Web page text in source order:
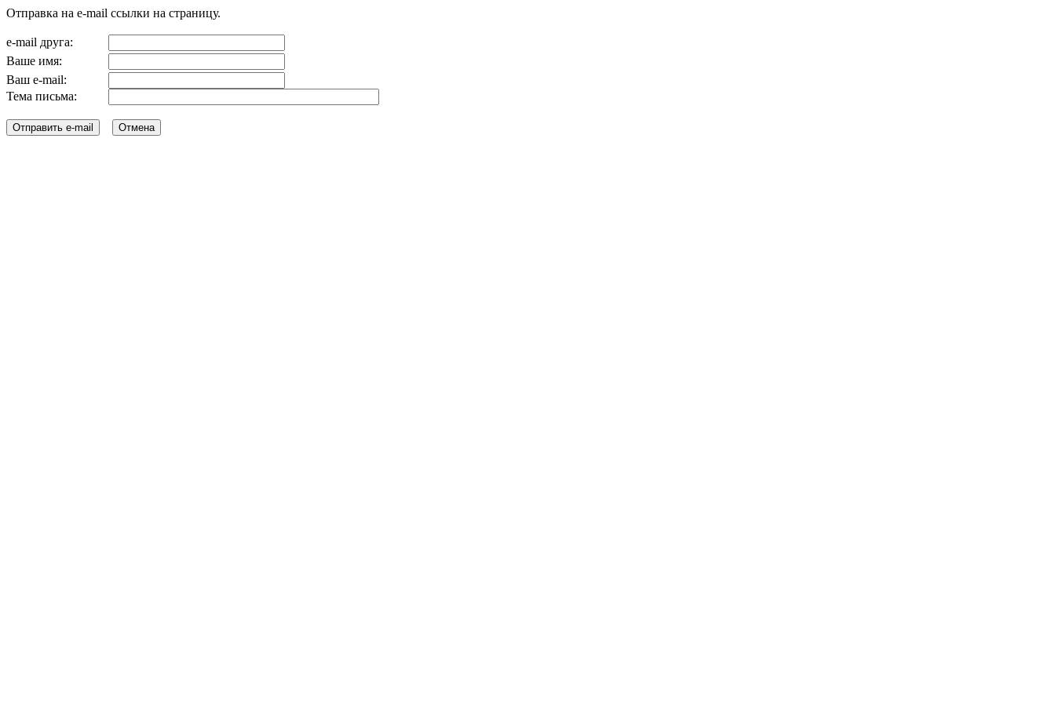
Отправка на e-mail ссылки на страницу.
e-mail друга:
Ваше имя:
Ваш e-mail:
Тема письма: